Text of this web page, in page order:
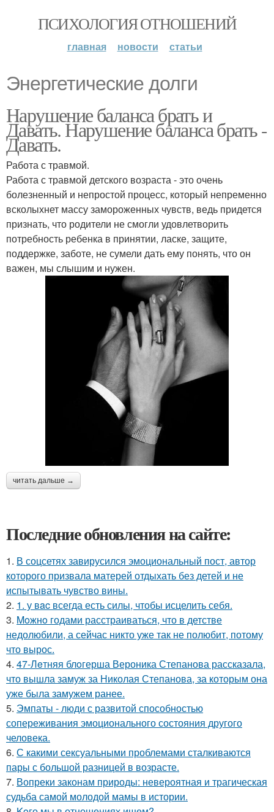
ПСИХОЛОГИЯ ОТНОШЕНИЙ
главная новости статьи
Энергетические долги
Нарушение баланса брать и
Давать. Нарушение баланса брать -
Давать.
Работа с травмой.
Работа с травмой детского возраста - это очень
болезненный и непростой процесс, который непременно
всколыхнет массу замороженных чувств, ведь придется
признать, что родители не смогли удовлетворить
потребность ребенка в принятии, ласке, защите,
поддержке, заботе, не сумели дать ему понять, что он
важен, мы слышим и нужен.
читать дальше →
Последние обновления на сайте:
1. В соцсетях завирусился эмоциональный пост, автор
которого призвала матерей отдыхать без детей и не
испытывать чувство вины.
2. 1. у вac всегда есть силы, чтобы исцелить себя.
3. Moжнo годами расстраиваться, что в детстве
недолюбили, а сейчас никто уже так не полюбит, потому
что вырос.
4. 47-Лeтняя блoгерша Вероника Степанова рассказала,
что вышла замуж за Николая Степанова, за которым она
уже была замужем ранее.
5. Эмпаты - люди с развитой способностью
сопереживания эмоционального состояния другого
человека.
6. С какими сексуальными проблемами сталкиваются
пары с большой разницей в возрасте.
7. Вопреки законам природы: невероятная и трагическая
судьба самой молодой мамы в истории.